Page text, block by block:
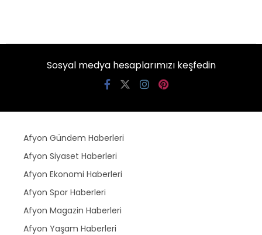
Sosyal medya hesaplarımızı keşfedin
Afyon Gündem Haberleri
Afyon Siyaset Haberleri
Afyon Ekonomi Haberleri
Afyon Spor Haberleri
Afyon Magazin Haberleri
Afyon Yaşam Haberleri